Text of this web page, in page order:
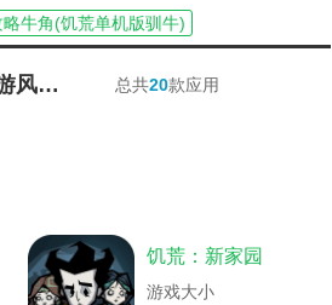
牛角(饥荒单机版驯牛)
荒联机游戏技巧(饥荒联机游戏技巧介绍)
技巧大全(饥荒手机版如何更改操作)
饥荒鳄梨酱怎么做(饥荒鳄梨酱怎么做出来的)
攻略帐逢(端游饥荒攻略)
游家园气数增加攻略(倩女幽魂气数提升)
大话手游家园风水480攻略(大话手游风水400) 总共20款应用
饥荒：新家园
游戏大小